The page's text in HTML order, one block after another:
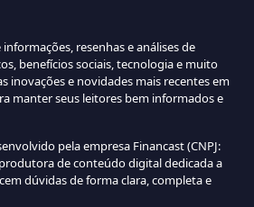
resenhas e análises de
benefícios sociais, tecnologia e muito
inovações e novidades mais recentes em
manter seus leitores bem informados e
pela empresa Financast (CNPJ:
de conteúdo digital dedicada a
dúvidas de forma clara, completa e